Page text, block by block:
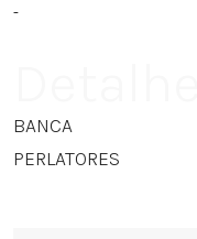
-
BANCA
PERLATORES